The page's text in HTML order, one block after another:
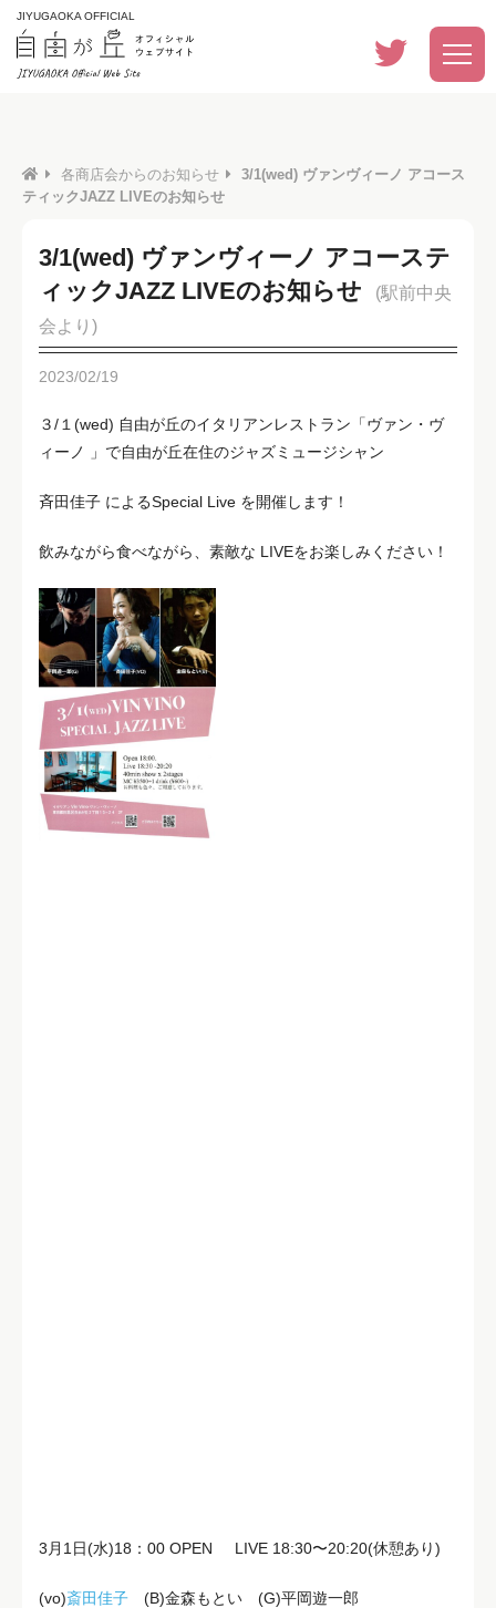
JIYUGAOKA OFFICIAL
各商店会からのお知らせ
3/1(wed) ヴァンヴィーノ アコース
ティックJAZZ LIVEのお知らせ
3/1(wed) ヴァンヴィーノ アコーステ
ィックJAZZ LIVEのお知らせ
(駅前中央
会より)
2023/02/19
３/１(wed) 自由が丘のイタリアンレストラン「ヴァン・ヴ
ィーノ 」で自由が丘在住のジャズミュージシャン
斉田佳子 によるSpecial Live を開催します！
飲みながら食べながら、素敵な LIVEをお楽しみください！
3月1日(水)18：00 OPEN LIVE 18:30〜20:20(休憩あり)
(vo)斎田佳子 (B)金森もとい (G)平岡遊一郎